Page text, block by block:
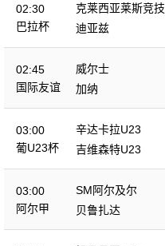
02:30
巴拉杯
克莱西亚莱斯竞技
迪亚兹
02:45
国际友谊
威尔士
加纳
03:00
葡U23杯
辛达卡拉U23
吉维森特U23
03:00
阿尔甲
SM阿尔及尔
贝鲁扎达